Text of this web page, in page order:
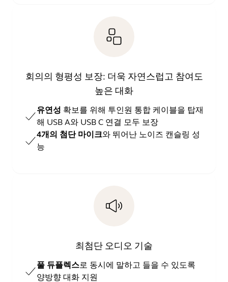
회의의 형평성 보장: 더욱 자연스럽고 참여도
높은 대화
유연성 확보를 위해 투인원 통합 케이블을 탑재
해 USB A와 USB C 연결 모두 보장
4개의 첨단 마이크와 뛰어난 노이즈 캔슬링 성
능
최첨단 오디오 기술
풀 듀플렉스로 동시에 말하고 들을 수 있도록
양방향 대화 지원